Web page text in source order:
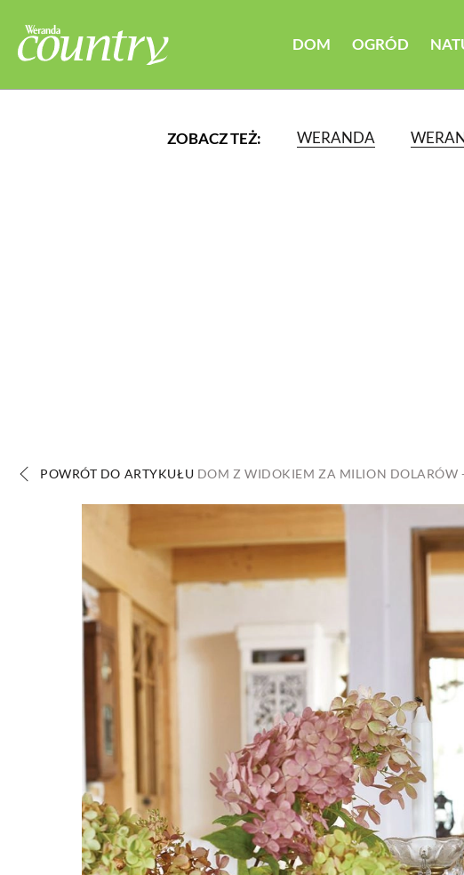
DOM OGRÓD
ZOBACZ TEŻ: WERANDA
POWRÓT DO ARTYKUŁU DOM Z WIDOKIEM ZA MILION DOLARÓW
OGRÓD WARZYWA I
PROJEKTOWANIE
DLA DOMU
ZWIERZĘTA W NATURZE
ZWYCZAJE ZRÓB TO
DANIA GŁÓWNE